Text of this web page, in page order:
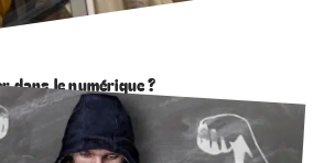
dans le numérique ?